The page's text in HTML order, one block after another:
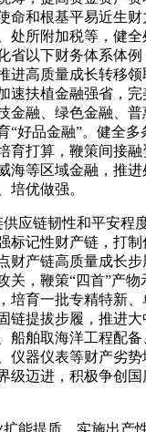
命和根基平易近生
处所附加税等，健
省以下财务体系体
进高质量成长转移
速扶植金融强省，
金融、绿色金融、普
“好品金融”。健全
育打算，鞭策间接
海等区域金融，推
培优做强。
链韧性和平安程
标记性财产链，打
财产链高质量成长
关，鞭策“四首”产物
培育一批专精特新
链提拔步履，推进大
船舶取海洋工程配
仪器仪表等财产劣
级迈进，积极争创
提质。实施出产